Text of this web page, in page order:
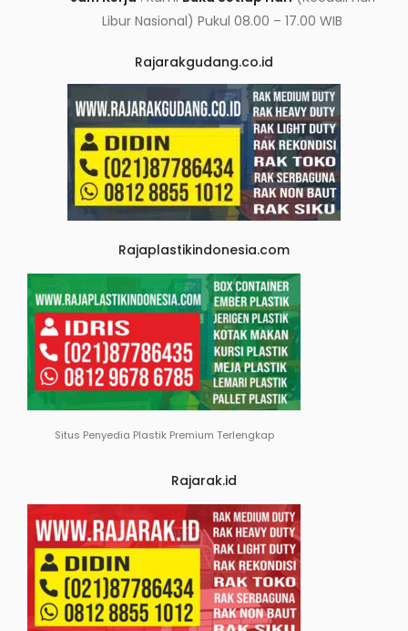
Libur Nasional) Pukul 08.00 – 17.00 WIB
Rajarakgudang.co.id
Rajaplastikindonesia.com
Situs Penyedia Plastik Premium Terlengkap
Rajarak.id